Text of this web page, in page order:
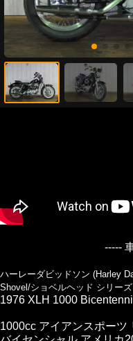
-----
ハーレーダビッドソン (Harley
Shovel/ショベルヘッド シリーズ
1976 XLH 1000
1000cc アイアンスポーツ